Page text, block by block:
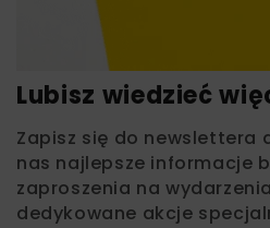
Lubisz wiedzieć
Zapisz się do newslettera
nas najlepsze informacje
zaproszenia na
dedykowane akcje